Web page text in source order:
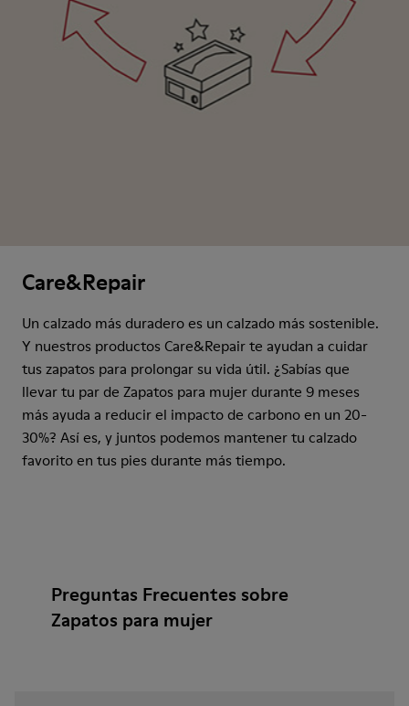
Care&Repair
Un calzado más duradero es un calzado más sostenible.
Y nuestros productos Care&Repair te ayudan a cuidar
tus zapatos para prolongar su vida útil. ¿Sabías que
llevar tu par de Zapatos para mujer durante 9 meses
más ayuda a reducir el impacto de carbono en un 20-
30%? Así es, y juntos podemos mantener tu calzado
favorito en tus pies durante más tiempo.
Preguntas Frecuentes sobre
Zapatos para mujer